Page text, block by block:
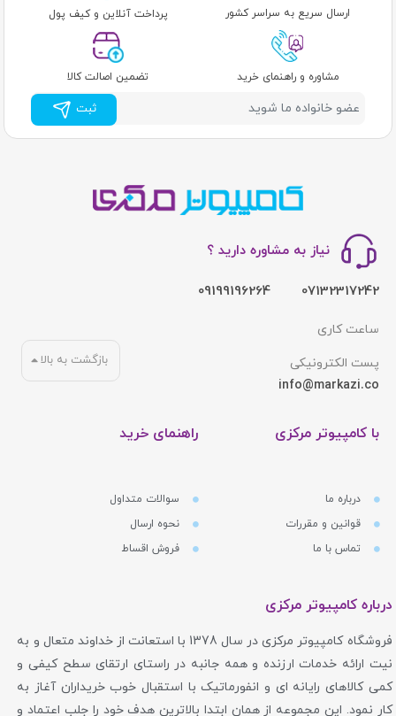
ارسال سریع به سراسر کشور پرداخت آنلاین و کیف پول
مشاوره و راهنمای خرید تضمین اصالت کالا
ثبت
نیاز به مشاوره دارید ؟
07132317242
09199196264
ساعت کاری
پست الکترونیکی
info@markazi.co
با کامپیوتر مرکزی
درباره ما
قوانین و مقررات
تماس با ما
راهنمای خرید
سوالات متداول
نحوه ارسال
فروش اقساط
بازگشت به بالا
درباره کامپیوتر مرکزی
فروشگاه کامپیوتر مرکزی در سال 1378 با استعانت از خداوند متعال و به
نیت ارائه خدمات ارزنده و همه جانبه در راستای ارتقای سطح کیفی و
کمی کالاهای رایانه ای و انفورماتیک با استقبال خوب خریداران آغاز به
کار نمود. این مجموعه از همان ابتدا بالاترین هدف خود را جلب اعتماد و